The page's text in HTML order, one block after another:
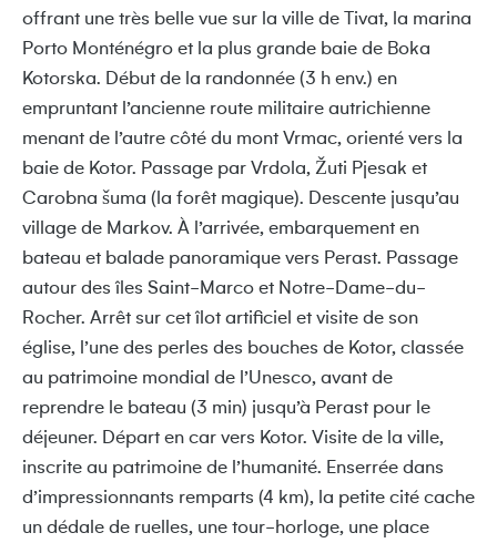
offrant une très belle vue sur la ville de Tivat, la marina
Porto Monténégro et la plus grande baie de Boka
Kotorska. Début de la randonnée (3 h env.) en
empruntant l’ancienne route militaire autrichienne
menant de l’autre côté du mont Vrmac, orienté vers la
baie de Kotor. Passage par Vrdola, Žuti Pjesak et
Carobna šuma (la forêt magique). Descente jusqu’au
village de Markov. À l’arrivée, embarquement en
bateau et balade panoramique vers Perast. Passage
autour des îles Saint-Marco et Notre-Dame-du-
Rocher. Arrêt sur cet îlot artificiel et visite de son
église, l’une des perles des bouches de Kotor, classée
au patrimoine mondial de l’Unesco, avant de
reprendre le bateau (3 min) jusqu’à Perast pour le
déjeuner. Départ en car vers Kotor. Visite de la ville,
inscrite au patrimoine de l’humanité. Enserrée dans
d’impressionnants remparts (4 km), la petite cité cache
un dédale de ruelles, une tour-horloge, une place